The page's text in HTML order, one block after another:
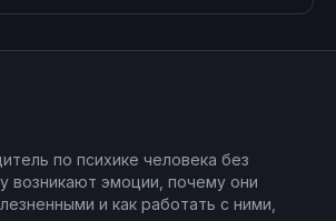
по психике человека без
возникают эмоции, почему они
и как работать с ними,